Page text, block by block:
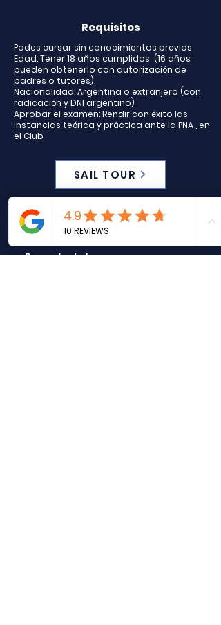
Requisitos
Podes cursar sin conocimientos previos
Edad: Tener 18 años cumplidos (16 años
pueden obtenerlo con autorización de
padres o tutores).
Nacionalidad: Argentina o extranjero (con
radicación y DNI argentino)
Aprobar el examen: Rendir con éxito las
instancias teórica y práctica ante la PNA , en
el Club
SAIL TOUR
Buenas tardes!